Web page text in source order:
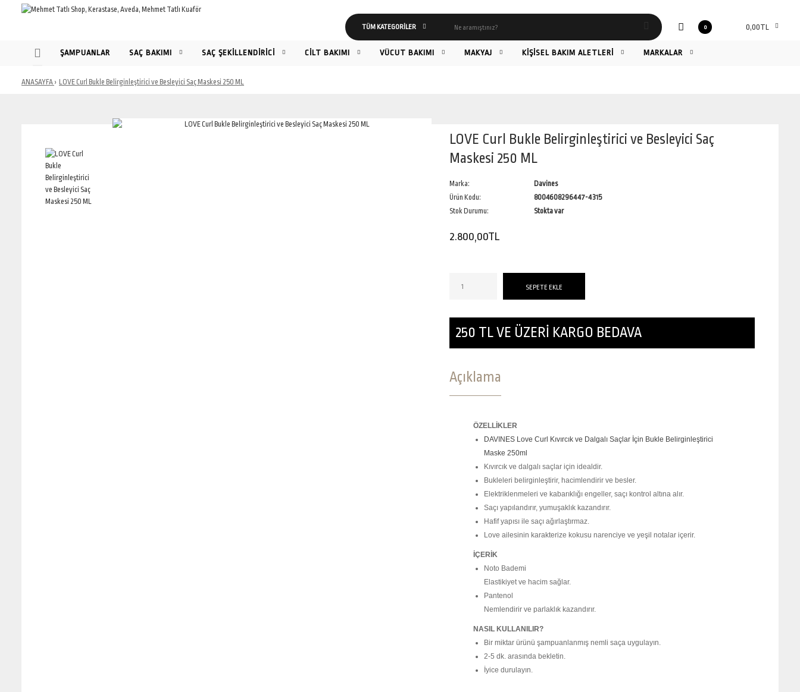
0 0,00TL
ŞAMPUANLAR SAÇ BAKIMI SAÇ ŞEKİLLENDİRİCİ CİLT BAKIMI VÜCUT BAKIMI MAKYAJ KİŞİSEL BAKIM ALETLERİ MARKALAR
ANASAYFA LOVE Curl Bukle Belirginleştirici ve Besleyici Saç Maskesi 250 ML
LOVE Curl Bukle Belirginleştirici ve Besleyici Saç
Maskesi 250 ML
Marka:
Davines
Ürün Kodu:
8004608296447-4315
Stok Durumu:
Stokta var
2.800,00TL
250 TL VE ÜZERİ KARGO BEDAVA
Açıklama
ÖZELLİKLER
DAVINES Love Curl Kıvırcık ve Dalgalı Saçlar İçin Bukle Belirginleştirici
Maske 250ml
Kıvırcık ve dalgalı saçlar için idealdir.
Bukleleri belirginleştirir, hacimlendirir ve besler.
Elektriklenmeleri ve kabarıklığı engeller, saçı kontrol altına alır.
Saçı yapılandırır, yumuşaklık kazandırır.
Hafif yapısı ile saçı ağırlaştırmaz.
Love ailesinin karakterize kokusu narenciye ve yeşil notalar içerir.
İÇERİK
Noto Bademi
Elastikiyet ve hacim sağlar.
Pantenol
Nemlendirir ve parlaklık kazandırır.
NASIL KULLANILIR?
Bir miktar ürünü şampuanlanmış nemli saça uygulayın.
2-5 dk. arasında bekletin.
İyice durulayın.